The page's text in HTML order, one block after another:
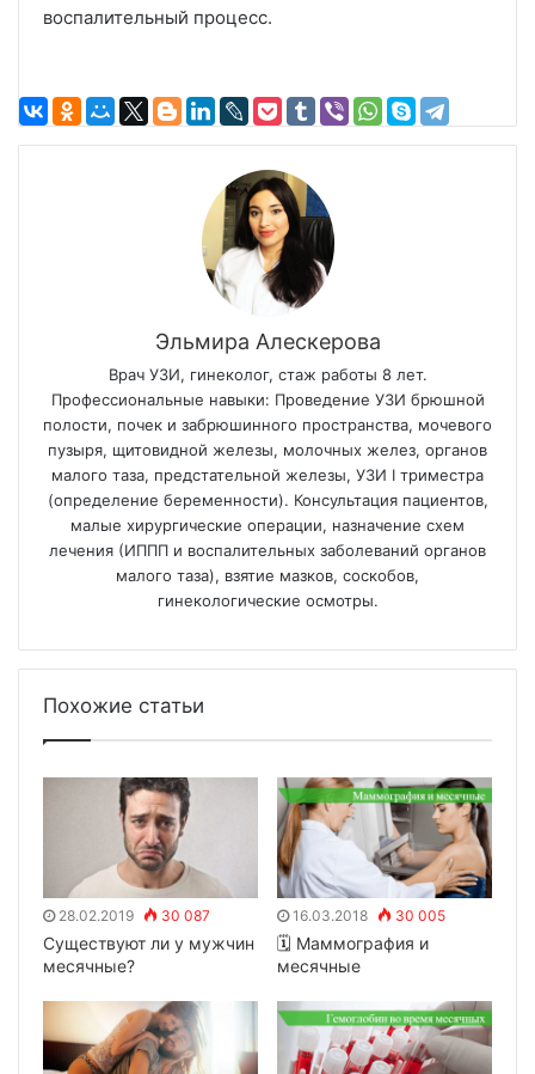
воспалительный процесс.
Эльмира Алескерова
Врач УЗИ, гинеколог, стаж работы 8 лет.
Профессиональные навыки: Проведение УЗИ брюшной
полости, почек и забрюшинного пространства, мочевого
пузыря, щитовидной железы, молочных желез, органов
малого таза, предстательной железы, УЗИ I триместра
(определение беременности). Консультация пациентов,
малые хирургические операции, назначение схем
лечения (ИППП и воспалительных заболеваний органов
малого таза), взятие мазков, соскобов,
гинекологические осмотры.
Похожие статьи
28.02.2019 30 087
Существуют ли у мужчин
месячные?
16.03.2018 30 005
🗓 Маммография и
месячные